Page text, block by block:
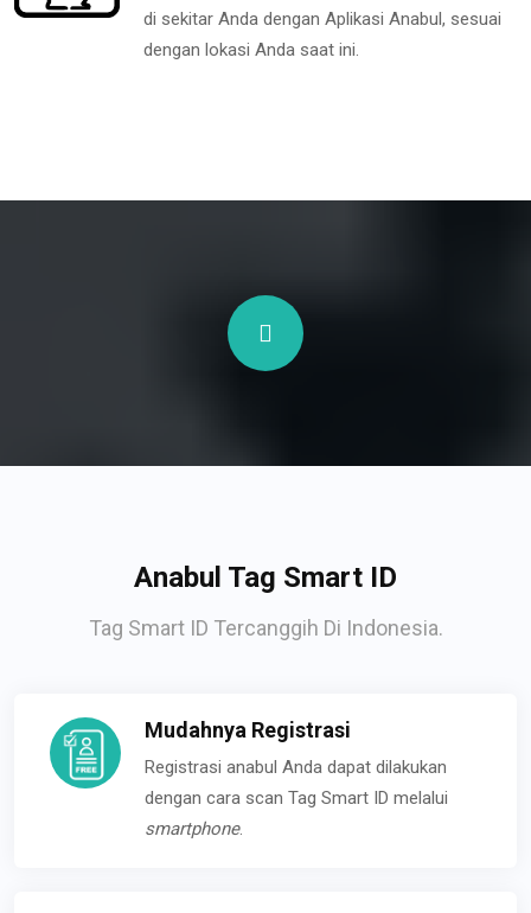
di sekitar Anda dengan Aplikasi Anabul, sesuai
dengan lokasi Anda saat ini.
Anabul Tag Smart ID
Tag Smart ID Tercanggih Di Indonesia.
Mudahnya Registrasi
Registrasi anabul Anda dapat dilakukan
dengan cara scan Tag Smart ID melalui
smartphone.